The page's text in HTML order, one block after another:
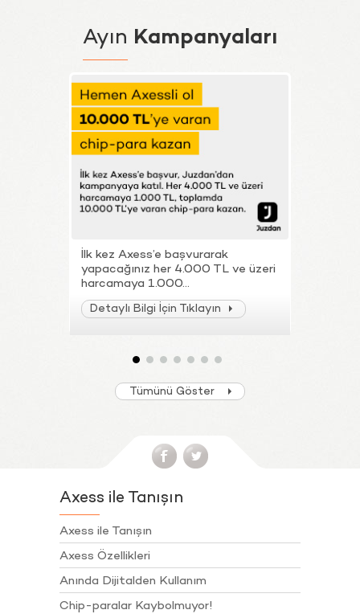
Ayın Kampanyaları
İlk kez Axess’e başvurarak
yapacağınız her 4.000 TL ve üzeri
harcamaya 1.000...
Detaylı Bilgi İçin Tıklayın
Tümünü Göster
Axess ile Tanışın
Axess ile Tanışın
Axess Özellikleri
Anında Dijitalden Kullanım
Chip-paralar Kaybolmuyor!